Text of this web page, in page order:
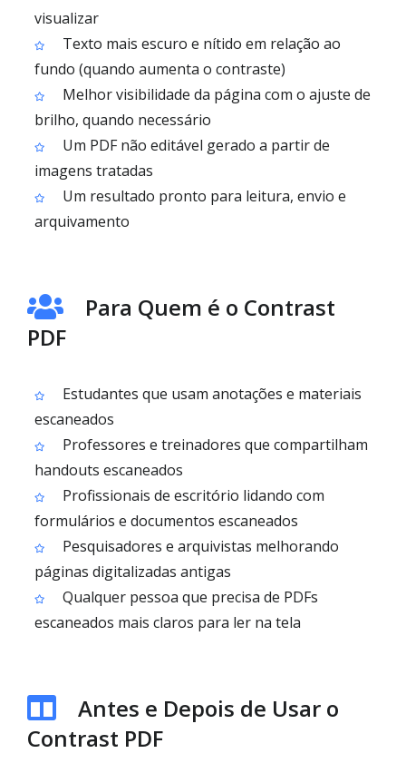
visualizar
Texto mais escuro e nítido em relação ao
fundo (quando aumenta o contraste)
Melhor visibilidade da página com o ajuste de
brilho, quando necessário
Um PDF não editável gerado a partir de
imagens tratadas
Um resultado pronto para leitura, envio e
arquivamento
Para Quem é o Contrast
PDF
Estudantes que usam anotações e materiais
escaneados
Professores e treinadores que compartilham
handouts escaneados
Profissionais de escritório lidando com
formulários e documentos escaneados
Pesquisadores e arquivistas melhorando
páginas digitalizadas antigas
Qualquer pessoa que precisa de PDFs
escaneados mais claros para ler na tela
Antes e Depois de Usar o
Contrast PDF